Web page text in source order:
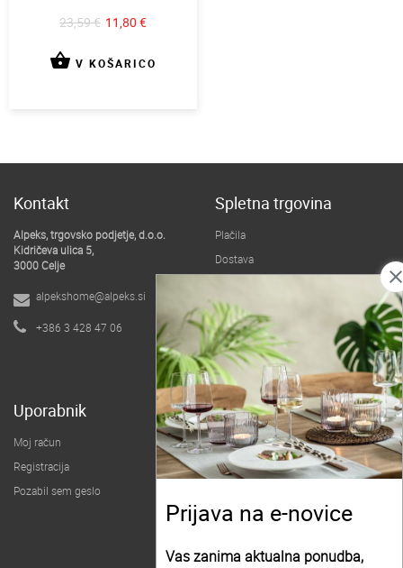
Prijava na e-novice
Vas zanima aktualna ponudba,
23,59 € 11,80 €
shopping_basket V KOŠARICO
Kontakt
Alpeks, trgovsko podjetje, d.o.o.
Kidričeva ulica 5,
3000 Celje
alpekshome@alpeks.si
+386 3 428 47 06
Spletna trgovina
Plačila
Dostava
B2B spletna trgovina
O podjetju
Uporabnik
Moj račun
Registracija
Pozabil sem geslo